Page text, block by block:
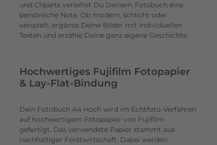
und Cliparts verleihst Du Deinem Fotobuch eine
persönliche Note. Ob modern, schlicht oder
verspielt, ergänze Deine Bilder mit individuellen
Texten und erzähle Deine ganz eigene Geschichte.
Hochwertiges Fujifilm Fotopapier
& Lay-Flat-Bindung
Dein Fotobuch A4 Hoch wird im Echtfoto-Verfahren
auf hochwertigem Fotopapier von Fujifilm
gefertigt. Das verwendete Papier stammt aus
nachhaltiger Forstwirtschaft. Dabei werden